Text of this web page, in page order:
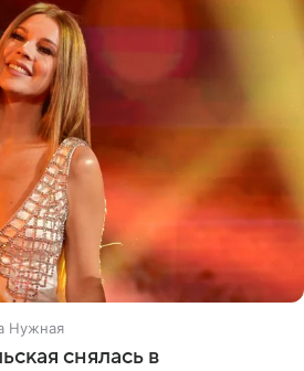
Нужная
снялась в